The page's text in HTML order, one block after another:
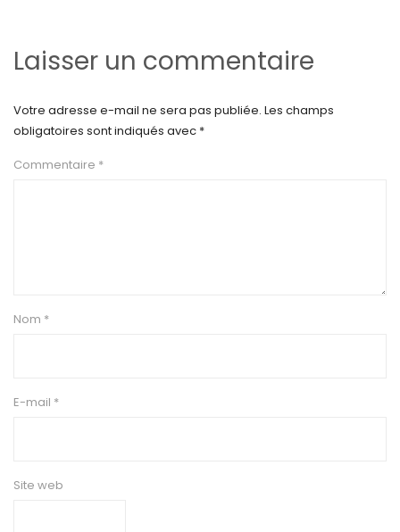
Laisser un commentaire
Votre adresse e-mail ne sera pas publiée. Les champs
obligatoires sont indiqués avec *
Commentaire *
Nom *
E-mail *
Site web